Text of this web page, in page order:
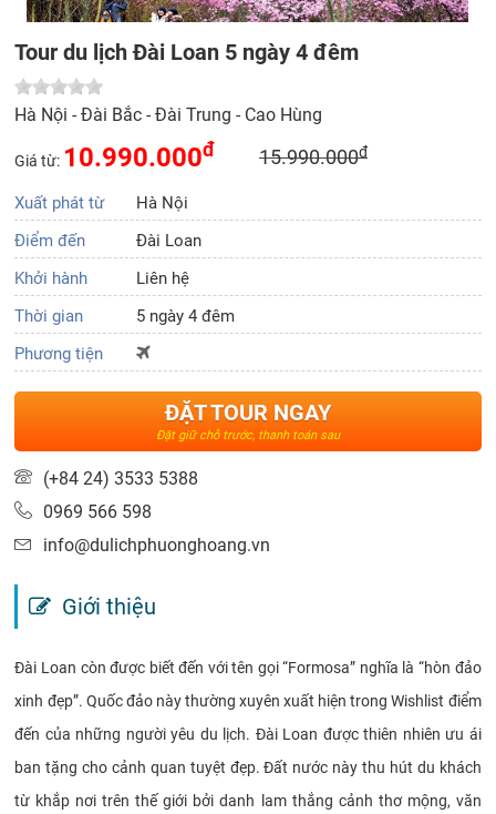
Tour du lịch Đài Loan 5 ngày 4 đêm
Hà Nội - Đài Bắc - Đài Trung - Cao Hùng
Giá từ: 10.990.000đ 15.990.000đ
Xuất phát từ
Hà Nội
Điểm đến
Đài Loan
Khởi hành
Liên hệ
Thời gian
5 ngày 4 đêm
Phương tiện
ĐẶT TOUR NGAY
Đặt giữ chỗ trước, thanh toán sau
(+84 24) 3533 5388
0969 566 598
info@dulichphuonghoang.vn
Giới thiệu
Đài Loan còn được biết đến với tên gọi “Formosa” nghĩa là “hòn đảo
xinh đẹp”. Quốc đảo này thường xuyên xuất hiện trong Wishlist điểm
đến của những người yêu du lịch. Đài Loan được thiên nhiên ưu ái
ban tặng cho cảnh quan tuyệt đẹp. Đất nước này thu hút du khách
từ khắp nơi trên thế giới bởi danh lam thắng cảnh thơ mộng, văn